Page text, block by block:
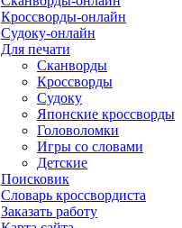
Кроссворды-онлайн
Судоку-онлайн
Для печати
Сканворды
Кроссворды
Судоку
Японские кроссворды
Головоломки
Игры со словами
Детские
Поисковик
Словарь кроссвордиста
Заказать работу